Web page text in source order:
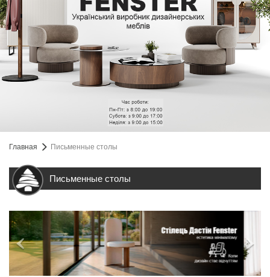
Главная Письменные столы
Письменные столы